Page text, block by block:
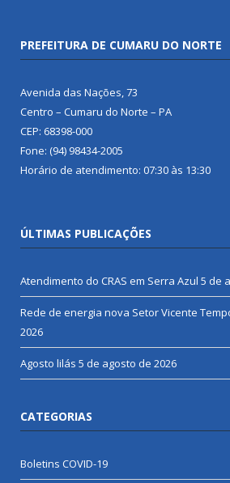
PREFEITURA DE CUMARU DO NORTE
Avenida das Nações, 73
Centro – Cumaru do Norte – PA
CEP: 68398-000
Fone: (94) 98434-2005
Horário de atendimento: 07:30 às 13:30
ÚLTIMAS PUBLICAÇÕES
Atendimento do CRAS em Serra Azul 5 de
Rede de energia nova Setor Vicente
2026
Agosto lilás 5 de agosto de 2026
CATEGORIAS
Boletins COVID-19